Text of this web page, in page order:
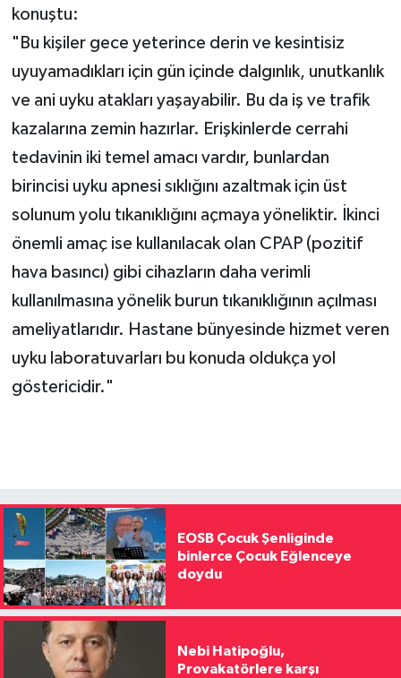
konuştu:
"Bu kişiler gece yeterince derin ve kesintisiz
uyuyamadıkları için gün içinde dalgınlık, unutkanlık
ve ani uyku atakları yaşayabilir. Bu da iş ve trafik
kazalarına zemin hazırlar. Erişkinlerde cerrahi
tedavinin iki temel amacı vardır, bunlardan
birincisi uyku apnesi sıklığını azaltmak için üst
solunum yolu tıkanıklığını açmaya yöneliktir. İkinci
önemli amaç ise kullanılacak olan CPAP (pozitif
hava basıncı) gibi cihazların daha verimli
kullanılmasına yönelik burun tıkanıklığının açılması
ameliyatlarıdır. Hastane bünyesinde hizmet veren
uyku laboratuvarları bu konuda oldukça yol
göstericidir."
EOSB Çocuk Şenliginde
binlerce Çocuk Eğlenceye
doydu
Nebi Hatipoğlu,
Provakatörlere karşı